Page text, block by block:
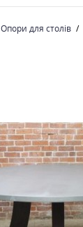
Опори для столів